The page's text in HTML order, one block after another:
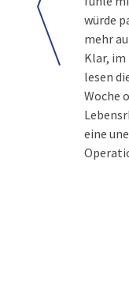
würde
mehr
Klar, im
lesen
Woche
eine